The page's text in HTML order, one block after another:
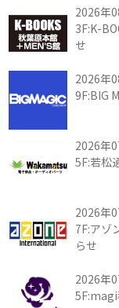
2026年
3F:K-
せ
2026年
9F:BIG
2026年
5F:若松
2026年
7F:アゾ
らせ
2026年
5F:magi